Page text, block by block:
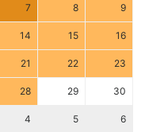
7 8 9
14 15 16
21 22 23
28 29 30
4 5 6